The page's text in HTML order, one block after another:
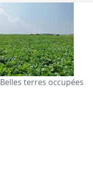
Belles terres occupées